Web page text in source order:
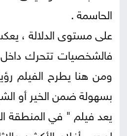
الحاسمة .
على مستوى الدلالة ،
فالشخصيات تتحرك داخل
ومن هنا يطرح الفيلم
بسهولة ضمن الخير أو
يعد فيلم " في المنطقة